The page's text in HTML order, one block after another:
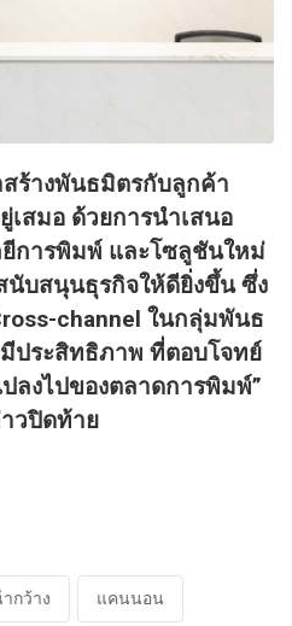
ร้างพันธมิตรกับลูกค้า
เสมอ ด้วยการนำเสนอ
การพิมพ์ และโซลูชันใหม่
นับสนุนธุรกิจให้ดียิ่งขึ้น ซึ่ง
channel ในกลุ่มพันธ
ประสิทธิภาพ ที่ตอบโจทย์
ลงไปของตลาดการพิมพ์”
วปิดท้าย
กว้าง แคนนอน